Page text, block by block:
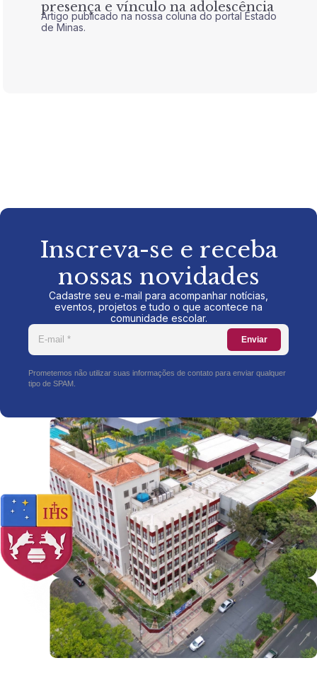
presença e vínculo na adolescência
Artigo publicado na nossa coluna do portal Estado
de Minas.
Inscreva-se e receba
nossas novidades
Cadastre seu e-mail para acompanhar notícias,
eventos, projetos e tudo o que acontece na
comunidade escolar.
Enviar
Prometemos não utilizar suas informações de contato para enviar qualquer
tipo de SPAM.